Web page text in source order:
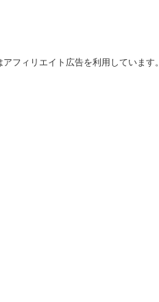
フィリエイト広告を利用しています。